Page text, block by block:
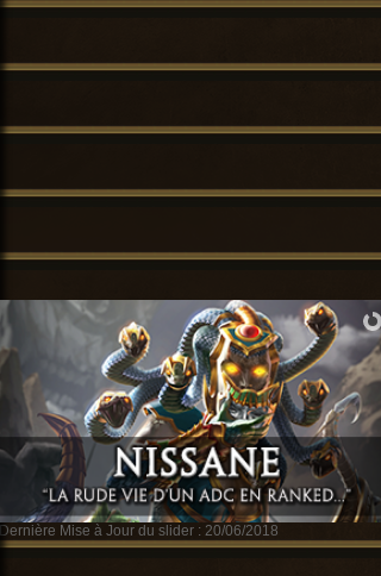
Dernière Mise à Jour du slider : 20/06/2018